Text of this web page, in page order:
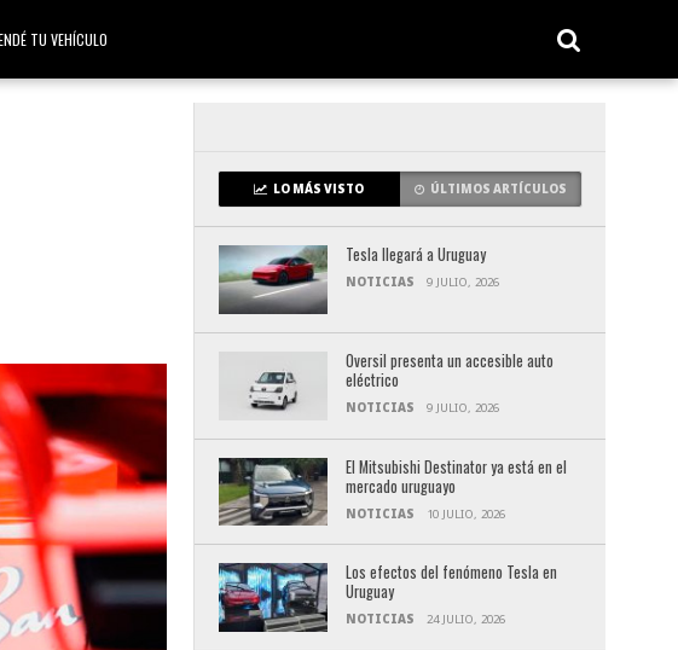
TU VEHÍCULO
LO MÁS VISTO ÚLTIMOS ARTÍCULOS
Tesla llegará a Uruguay
NOTICIAS 9 JULIO, 2026
Oversil presenta un accesible auto
eléctrico
NOTICIAS 9 JULIO, 2026
El Mitsubishi Destinator ya está en el
mercado uruguayo
NOTICIAS 10 JULIO, 2026
Los efectos del fenómeno Tesla en
Uruguay
NOTICIAS 24 JULIO, 2026